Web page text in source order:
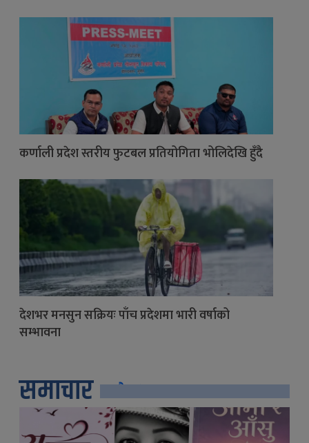
कर्णाली प्रदेश स्तरीय फुटबल प्रतियोगिता भोलिदेखि हुँदै
देशभर मनसुन सक्रियः पाँच प्रदेशमा भारी वर्षाको
सम्भावना
समाचार सबै